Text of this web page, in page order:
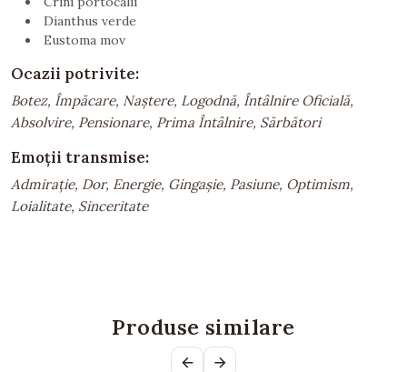
Dianthus verde
Eustoma mov
Ocazii potrivite:
Botez, Împăcare, Naștere, Logodnă, Întâlnire Oficială,
Absolvire, Pensionare, Prima Întâlnire, Sărbători
Emoții transmise:
Admirație, Dor, Energie, Gingașie, Pasiune, Optimism,
Loialitate, Sinceritate
Produse similare